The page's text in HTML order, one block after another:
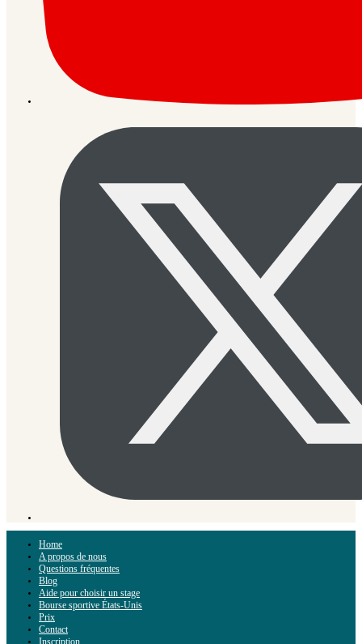
Home
A propos de nous
Questions fréquentes
Blog
Aide pour choisir un stage
Bourse sportive États-Unis
Prix
Contact
Inscription